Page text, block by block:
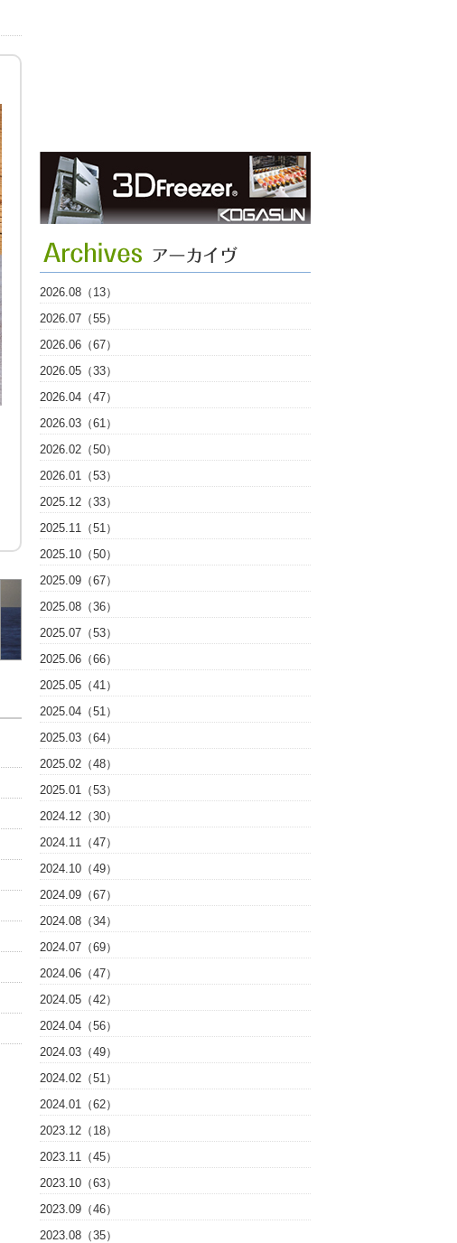
2026.08（13）
2026.07（55）
2026.06（67）
2026.05（33）
2026.04（47）
2026.03（61）
2026.02（50）
2026.01（53）
2025.12（33）
2025.11（51）
2025.10（50）
2025.09（67）
2025.08（36）
2025.07（53）
2025.06（66）
2025.05（41）
2025.04（51）
2025.03（64）
2025.02（48）
2025.01（53）
2024.12（30）
2024.11（47）
2024.10（49）
2024.09（67）
2024.08（34）
2024.07（69）
2024.06（47）
2024.05（42）
2024.04（56）
2024.03（49）
2024.02（51）
2024.01（62）
2023.12（18）
2023.11（45）
2023.10（63）
2023.09（46）
2023.08（35）